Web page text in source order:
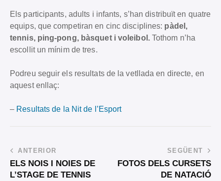
Els participants, adults i infants, s’han distribuït en quatre
equips, que competiran en cinc disciplines: pàdel,
tennis, ping-pong, bàsquet i voleibol.Tothom n’ha
escollit un mínim de tres.
Podreu seguir els resultats de la vetllada en directe, en
aquest enllaç:
– Resultats de la Nit de l’Esport
ANTERIOR
ELS NOIS I NOIES DE
L’STAGE DE TENNIS
SEGÜENT
FOTOS DELS CURSETS
DE NATACIÓ